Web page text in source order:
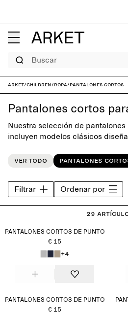
Buscar
ARKET/Children/Ropa/Pantalones cortos
Pantalones cortos
Nuestra selección de
incluyen modelos clásicos
como en colores vivos de
versátil para el armario de
Ver todo Pantalones
Filtrar Ordenar por
29
PANTALONES CORTOS DE PUNTO
€ 15
+4
PANTALONES CORTOS DE PUNTO
€ 15